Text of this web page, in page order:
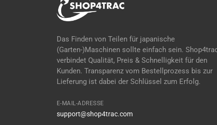
Das Finden von Teilen für japanische
(Garten-)Maschinen sollte einfach sein.
verbindet Qualität, Preis & Schnelligkeit für den
Kunden. Transparenz vom Bestellprozess bis zur
Lieferung ist dabei der Schlüssel zum Erfolg.
E-MAIL-ADRESSE
support@shop4trac.com